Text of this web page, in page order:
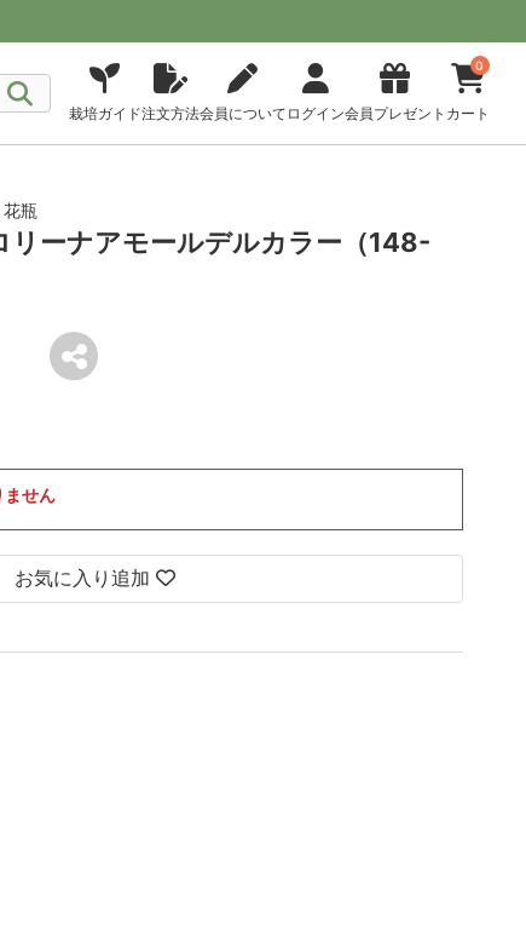
栽培ガイド注文方法会員について ログイン会員プレゼント
0
カート
瓶
リーナアモールデルカラー（148-
ません
お気に入り追加